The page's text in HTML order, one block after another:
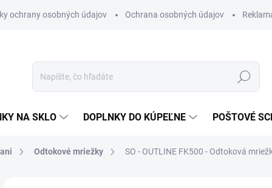
ochrany osobných údajov Ochrana osobných údajov
Hľadať
NA SKLO DOPLNKY DO KÚPEĽNE POŠTOVÉ
Odtokové mriežky SO - OUTLINE FK500 - Odtoková